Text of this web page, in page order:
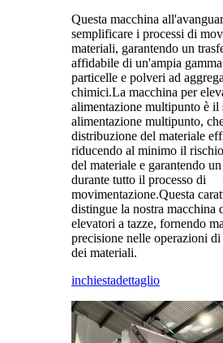
Questa macchina
semplificare i processi di
materiali, garantendo un
affidabile di un'ampia
particelle e polveri ad
chimici.La macchina per
alimentazione multipunto è il
alimentazione multipunto,
distribuzione del materiale
riducendo al minimo il
del materiale e garantendo
durante tutto il processo di
movimentazione.Questa
distingue la nostra macchina
elevatori a tazze, fornendo
precisione nelle operazioni
dei materiali.
inchiestadettaglio